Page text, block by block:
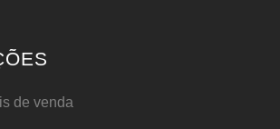
de venda